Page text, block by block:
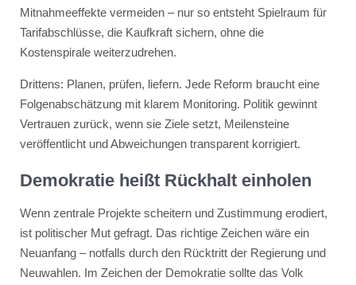
Mitnahmeeffekte vermeiden – nur so entsteht Spielraum für
Tarifabschlüsse, die Kaufkraft sichern, ohne die
Kostenspirale weiterzudrehen.
Drittens: Planen, prüfen, liefern. Jede Reform braucht eine
Folgenabschätzung mit klarem Monitoring. Politik gewinnt
Vertrauen zurück, wenn sie Ziele setzt, Meilensteine
veröffentlicht und Abweichungen transparent korrigiert.
Demokratie heißt Rückhalt einholen
Wenn zentrale Projekte scheitern und Zustimmung erodiert,
ist politischer Mut gefragt. Das richtige Zeichen wäre ein
Neuanfang – notfalls durch den Rücktritt der Regierung und
Neuwahlen. Im Zeichen der Demokratie sollte das Volk